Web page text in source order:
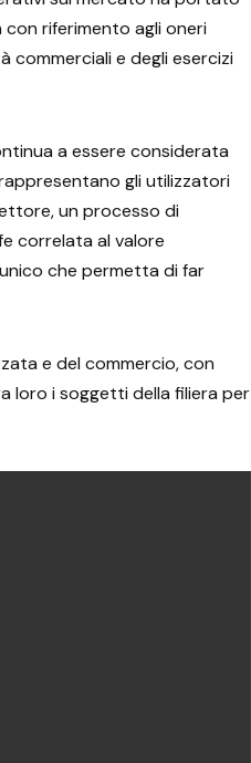
con riferimento agli oneri
e degli esercizi
a essere considerata
gli utilizzatori
un processo di
correlata al valore
che permetta di far
e del commercio, con
loro i soggetti della filiera per